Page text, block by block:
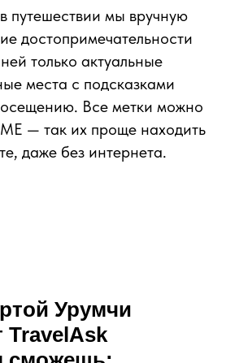
путешествии мы вручную
достопримечательности
только актуальные
места с подсказками
Все метки можно
— так их проще находить
даже без интернета.
Урумчи
TravelAsk